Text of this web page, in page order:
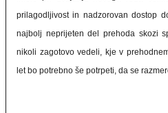
prilagodljivost in nadzorovan dostop
najbolj neprijeten del prehoda skozi
nikoli zagotovo vedeli, kje v
let bo potrebno še potrpeti, da se